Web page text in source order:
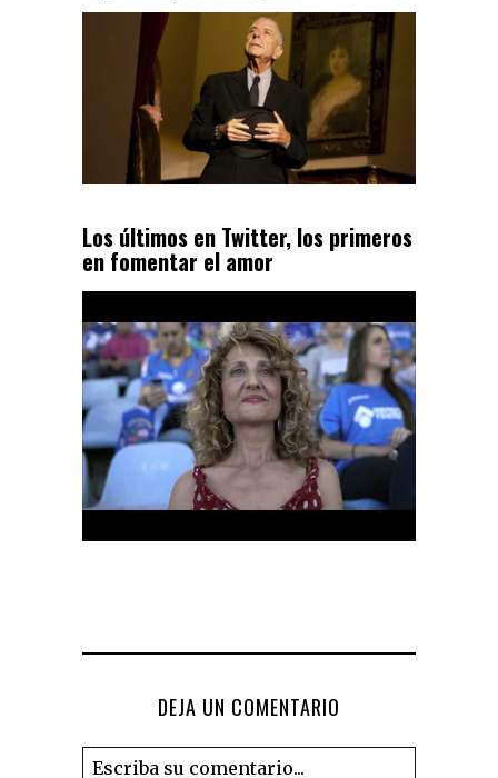
Los últimos en Twitter, los primeros
en fomentar el amor
DEJA UN COMENTARIO